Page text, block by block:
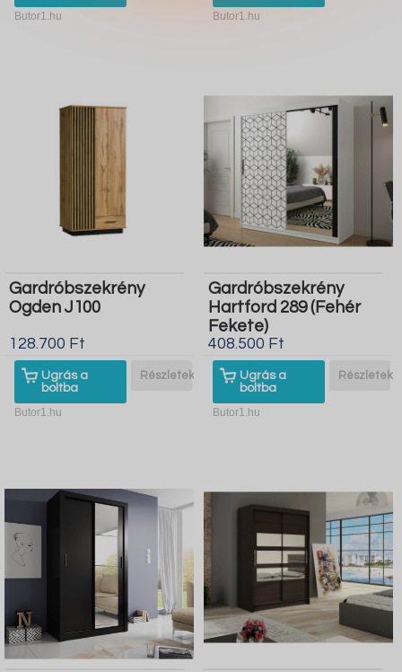
Butor1.hu Butor1.hu
Gardróbszekrény
Ogden J100
128.700 Ft
Ugrás a
boltba
Részletek
Butor1.hu
Gardróbszekrény
Hartford 289 (Fehér
Fekete)
408.500 Ft
Ugrás a
boltba
Részletek
Butor1.hu